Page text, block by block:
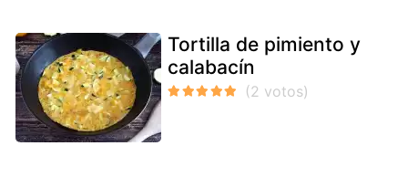
Tortilla de pimiento y
calabacín